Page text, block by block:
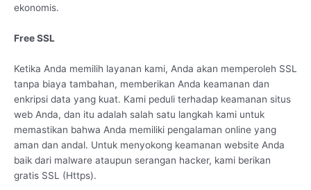
ekonomis.
Free SSL
Ketika Anda memilih layanan kami, Anda akan memperoleh SSL
tanpa biaya tambahan, memberikan Anda keamanan dan
enkripsi data yang kuat. Kami peduli terhadap keamanan situs
web Anda, dan itu adalah salah satu langkah kami untuk
memastikan bahwa Anda memiliki pengalaman online yang
aman dan andal. Untuk menyokong keamanan website Anda
baik dari malware ataupun serangan hacker, kami berikan
gratis SSL (Https).